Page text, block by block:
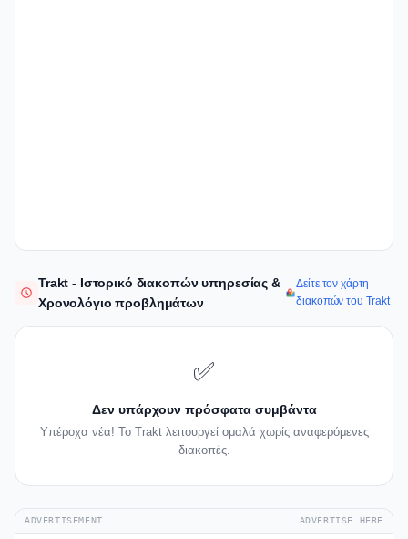
Trakt - Ιστορικό διακοπών υπηρεσίας &
Χρονολόγιο προβλημάτων
Δείτε τον χάρτη
διακοπών του Trakt
✅
Δεν υπάρχουν πρόσφατα συμβάντα
Υπέροχα νέα! Το Trakt λειτουργεί ομαλά χωρίς αναφερόμενες
διακοπές.
ADVERTISEMENT ADVERTISE HERE